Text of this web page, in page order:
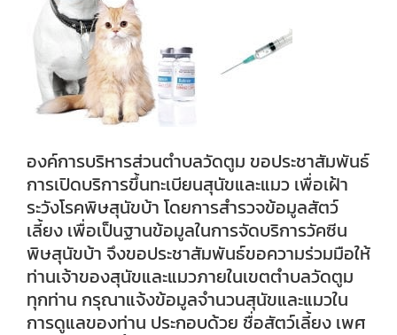
องค์การบริหารส่วนตำบลวัดตูม ขอประชาสัมพันธ์
การเปิดบริการขึ้นทะเบียนสุนัขและแมว เพื่อเฝ้า
ระวังโรคพิษสุนัขบ้า โดยการสำรวจข้อมูลสัตว์
เลี้ยง เพื่อเป็นฐานข้อมูลในการจัดบริการวัคซีน
พิษสุนัขบ้า จึงขอประชาสัมพันธ์ขอความร่วมมือให้
ท่านเจ้าของสุนัขและแมวภายในเขตตำบลวัดตูม
ทุกท่าน กรุณาแจ้งข้อมูลจำนวนสุนัขและแมวใน
การดูแลของท่าน ประกอบด้วย ชื่อสัตว์เลี้ยง เพศ